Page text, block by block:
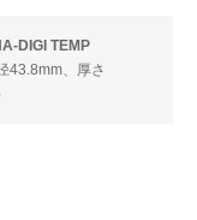
DIGI TEMP
43.8mm、厚さ